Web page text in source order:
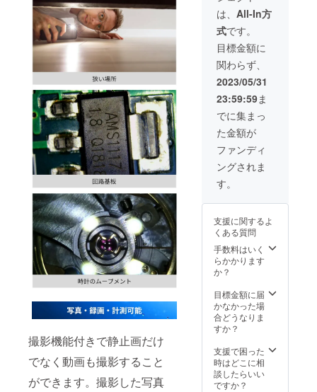
撮影機能付きで静止画だけ
でなく動画も撮影すること
ができます。撮影した写真
でご支
援購入
いただ
く必要
があり
ます。
」本体
×3 WiFi
アダプ
ター×3
データ
ケーブ
ル×3
ルー
ラー×3
CD×3
充電
ケーブ
ル×3 日
本語取
扱説明
ドは別
支援購
入いた
だく必
要があ
は、 All-In方
式です。
目標金額に
関わらず、
2023/05/31
23:59:59ま
でに集まっ
た金額が
ファンディ
ングされま
す。
支援に関するよ
くある質問
手数料はいく
らかかります
か？
目標金額に届
かなかった場
合どうなりま
すか？
支援で困った
時はどこに相
談したらいい
ですか？